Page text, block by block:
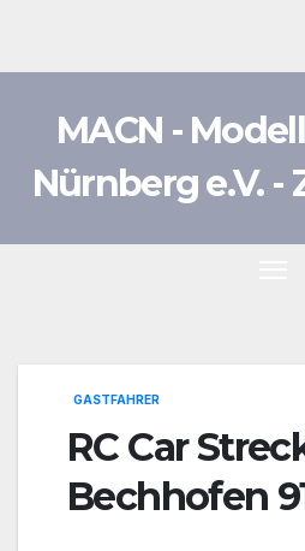
MACN -
Nürnberg e.V. -
GASTFAHRER
RC Car
Bechhofen